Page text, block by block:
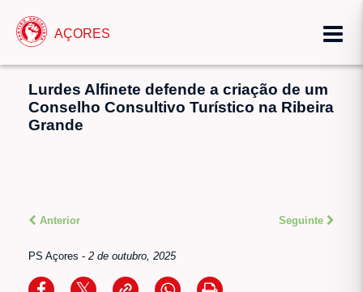
AÇORES
Lurdes Alfinete defende a criação de um
Conselho Consultivo Turístico na Ribeira
Grande
Anterior Seguinte
PS Açores - 2 de outubro, 2025